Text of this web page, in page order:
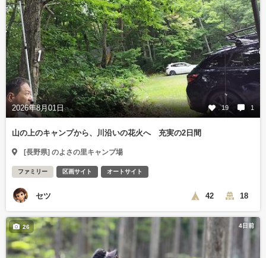
2026年8月01日 19 1
山の上のキャンプから、川沿いの花火へ 充実の2日間
[長野県] のよさの里キャンプ場
ファミリー 区画サイト オートサイト
セツ 42 18
4日前
26